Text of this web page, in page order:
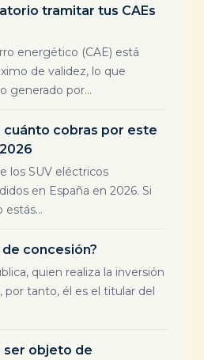
tramitar tus CAEs
energético (CAE) está
de validez, lo que
generado por...
cuánto cobras por este
los SUV eléctricos
en España en 2026. Si
estás...
concesión?
quien realiza la inversión
por tanto, él es el titular del
ser objeto de